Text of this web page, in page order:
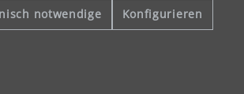
notwendige Konfigurieren